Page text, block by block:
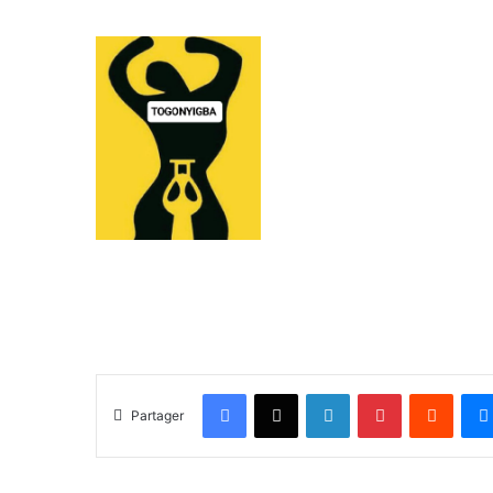
Partager
FacebookX Linkedin PinterestReddit